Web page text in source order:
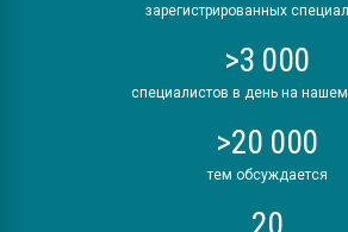
зарегистрированных
>3 000
специалистов в день на
>20 000
тем обсуждается
20